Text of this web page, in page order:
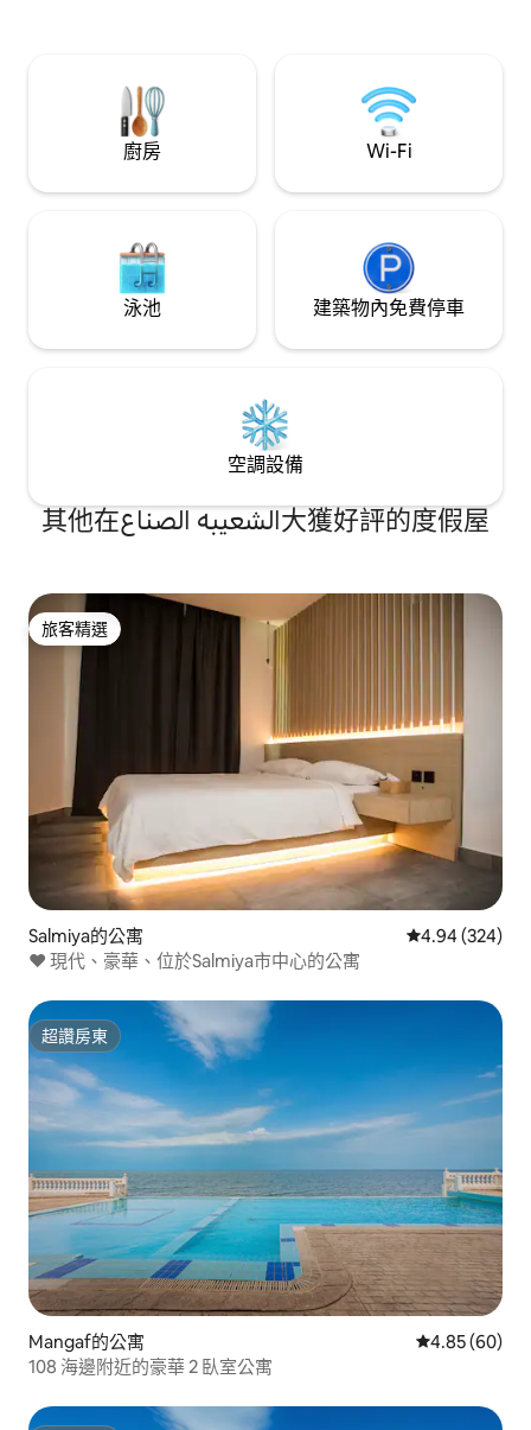
Prime ✅ Starzplay、SonyLIV、ZeeTV、
Tod ✅ 自助入住／退房
廚房 Wi-Fi
泳池 建築物內免費停車
空調設備
其他在الشعيبه الصناع大獲好評的度假屋
旅客精選
旅客精選
Salmiya的公寓 從 324 則評價
4.94 (324)
♥ 現代、豪華、位於Salmiya市中心的公寓
超讚房東
超讚房東
Mangaf的公寓 從 60 則評價
4.85 (60)
108 海邊附近的豪華 2 臥室公寓